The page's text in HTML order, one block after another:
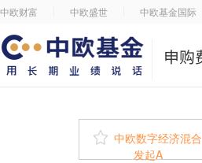
中欧财富 中欧盛世 中欧基金国际
 中欧数字经济混合
发起A